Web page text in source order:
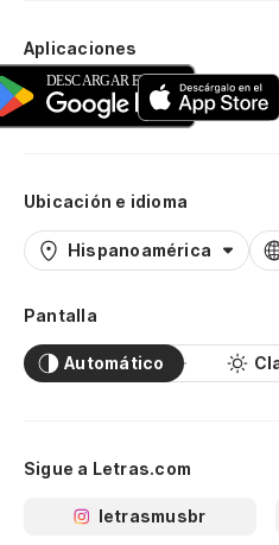
Aplicaciones
Ubicación e idioma
Hispanoamérica
Pantalla
Automático
Sigue a Letras.com
letrasmusbr